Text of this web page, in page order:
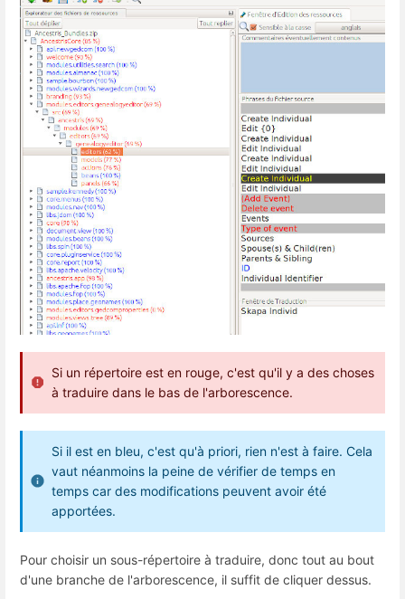
Si un répertoire est en rouge, c'est qu'il y a des choses
à traduire dans le bas de l'arborescence.
Si il est en bleu, c'est qu'à priori, rien n'est à faire. Cela
vaut néanmoins la peine de vérifier de temps en
temps car des modifications peuvent avoir été
apportées.
Pour choisir un sous-répertoire à traduire, donc tout au bout
d'une branche de l'arborescence, il suffit de cliquer dessus.